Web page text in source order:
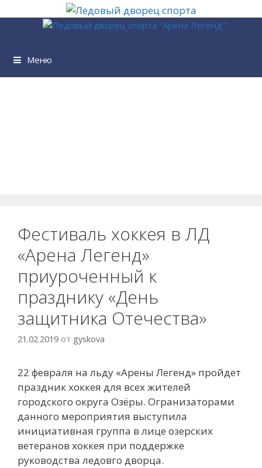
Перейти
содержимому
Меню
Фестиваль хоккея в ЛД
«Арена Легенд»
приуроченный к
празднику «День
защитника Отечества»
21.02.2019 от gyskova
22 февраля на льду «Арены Легенд» пройдет
праздник хоккея для всех жителей
городского округа Озёры. Огранизаторами
данного мероприятия выступила
инициативная группа в лице озерских
ветеранов хоккея при поддержке
руководства ледовго дворца.